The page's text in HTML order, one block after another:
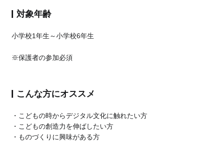
対象年齢
小学校1年生～小学校6年生
※保護者の参加必須
こんな方にオススメ
こどもの時からデジタル文化に触れたい方
こどもの創造力を伸ばしたい方
ものづくりに興味がある方